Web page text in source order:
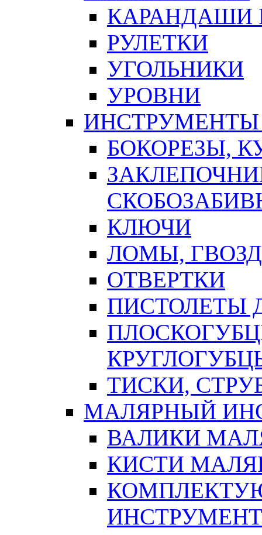
КАРАНДАШИ
РУЛЕТКИ
УГОЛЬНИКИ
УРОВНИ
БОКОРЕЗЫ,
КЛЮЧИ
ЛОМЫ,
ОТВЕРТКИ
ПИСТОЛЕТЫ
ТИСКИ,
МАЛЯРНЫЙ
ВАЛИКИ
КИСТИ